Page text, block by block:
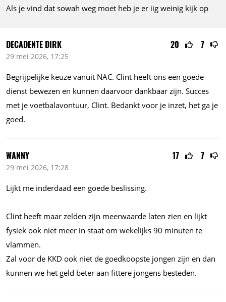
Als je vind dat sowah weg moet heb je er iig weinig kijk op
20 7
DECADENTE DIRK
29 mei 2026, 17:25
Begrijpelijke keuze vanuit NAC. Clint heeft ons een goede
dienst bewezen en kunnen daarvoor dankbaar zijn. Succes
met je voetbalavontuur, Clint. Bedankt voor je inzet, het ga je
goed.
17 7
WANNY
29 mei 2026, 17:28
Lijkt me inderdaad een goede beslissing.
Clint heeft maar zelden zijn meerwaarde laten zien en lijkt
fysiek ook niet meer in staat om wekelijks 90 minuten te
vlammen.
Zal voor de KKD ook niet de goedkoopste jongen zijn en dan
kunnen we het geld beter aan fittere jongens besteden.